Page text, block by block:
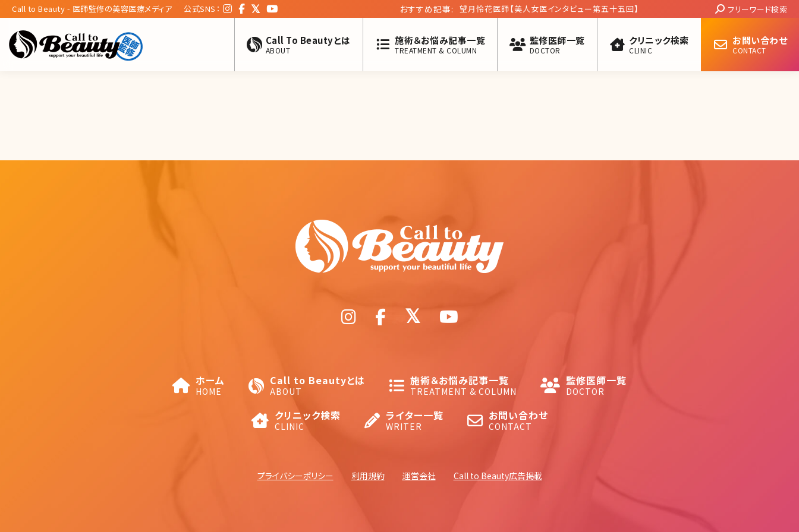
Call to Beauty - 医師監修の美容医療メディア 公式SNS： おすすめ記事: 望月怜花医師【美人女医インタビュー第五十五回】 Search:
フリーワード検索
Call To Beautyとは
ABOUT
施術＆お悩み記事一覧
TREATMENT & COLUMN
監修医師一覧
DOCTOR
クリニック検索
CLINIC
お問い合わせ
CONTACT
ホーム
HOME
Call to Beautyとは
ABOUT
施術＆お悩み記事一覧
TREATMENT & COLUMN
監修医師一覧
DOCTOR
クリニック検索
CLINIC
ライター一覧
WRITER
お問い合わせ
CONTACT
プライバシーポリシー 利用規約 運営会社 Call to Beauty広告掲載